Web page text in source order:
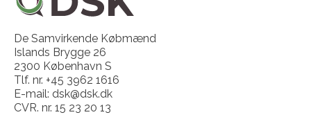
De Samvirkende Købmænd
Islands Brygge 26
2300 København S
Tlf. nr. +45 3962 1616
E-mail: dsk@dsk.dk
CVR. nr. 15 23 20 13